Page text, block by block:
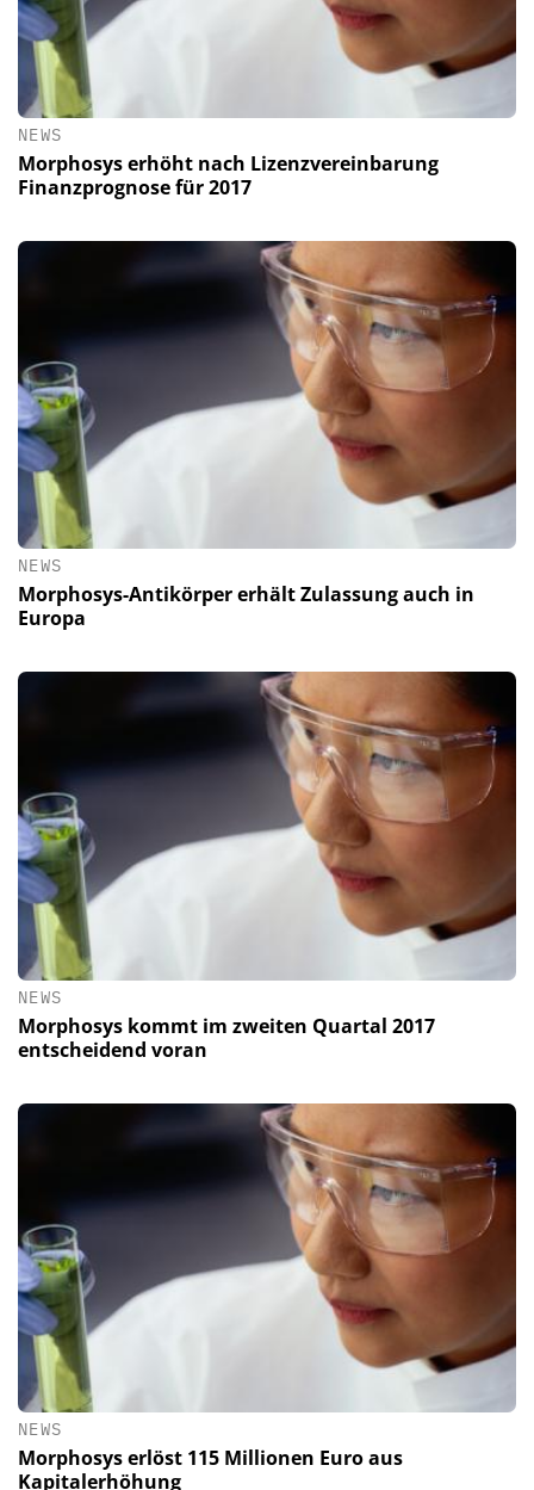
NEWS
Morphosys erhöht nach Lizenzvereinbarung
Finanzprognose für 2017
NEWS
Morphosys-Antikörper erhält Zulassung auch in
Europa
NEWS
Morphosys kommt im zweiten Quartal 2017
entscheidend voran
NEWS
Morphosys erlöst 115 Millionen Euro aus
Kapitalerhöhung